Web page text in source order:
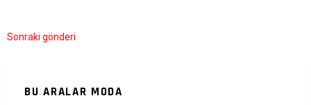
Sonraki gönderi
BU ARALAR MODA